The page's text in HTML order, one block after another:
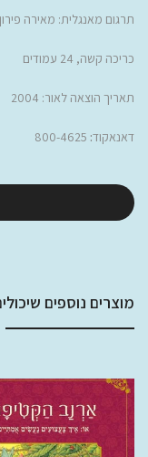
תרגום מאנגלית: מאירה פירון
כריכה קשה, 24 עמודים
תאריך הוצאה לאור: 2004
דאנאקוד:
800-4625
מוצרים נוספים